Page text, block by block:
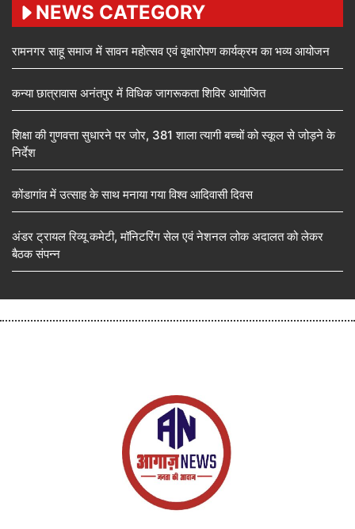
NEWS CATEGORY
रामनगर साहू समाज में सावन महोत्सव एवं वृक्षारोपण कार्यक्रम का भव्य आयोजन
कन्या छात्रावास अनंतपुर में विधिक जागरूकता शिविर आयोजित
शिक्षा की गुणवत्ता सुधारने पर जोर, 381 शाला त्यागी बच्चों को स्कूल से जोड़ने के
निर्देश
कोंडागांव में उत्साह के साथ मनाया गया विश्व आदिवासी दिवस
अंडर ट्रायल रिव्यू कमेटी, मॉनिटरिंग सेल एवं नेशनल लोक अदालत को लेकर
बैठक संपन्न